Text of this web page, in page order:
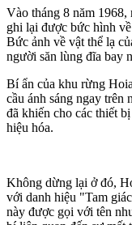
Vào tháng 8 năm 1968,
ghi lại được bức hình
Bức ảnh về vật thể lạ
người săn lùng đĩa bay
Bí ẩn của khu rừng
cầu ánh sáng ngay trên
đã khiến cho các thiết
hiệu hóa.
Không dừng lại ở đó,
với danh hiệu "Tam
này được gọi với tên